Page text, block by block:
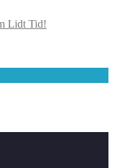
Lidt Tid!